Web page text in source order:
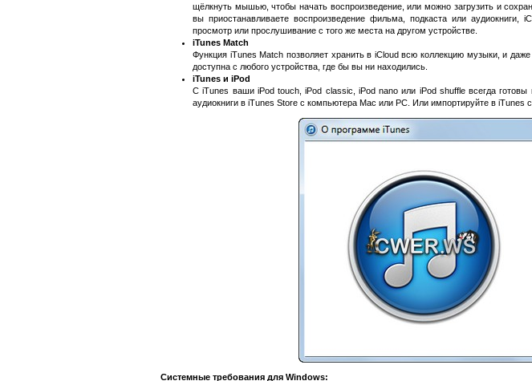
щёлкнуть мышью, чтобы начать воспроизведение, или можно загрузить и
вы приостанавливаете воспроизведение фильма, подкаста или
просмотр или прослушивание с того же места на другом устройстве.
iTunes Match
Функция iTunes Match позволяет хранить в iCloud всю коллекцию музыки, и
доступна с любого устройства, где бы вы ни находились.
iTunes и iPod
С iTunes ваши iPod touch, iPod classic, iPod nano или iPod shuffle всегда
аудиокниги в iTunes Store с компьютера Mac или PC. Или импортируйте в iTunes
Системные требования для Windows: